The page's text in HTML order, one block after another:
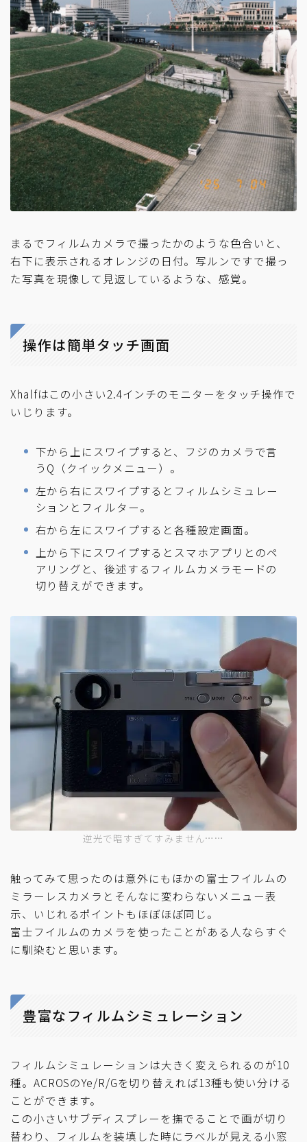
まるでフィルムカメラで撮ったかのような色合いと、
右下に表示されるオレンジの日付。写ルンですで撮っ
た写真を現像して見返しているような、感覚。
操作は簡単タッチ画面
Xhalfはこの小さい2.4インチのモニターをタッチ操作で
いじります。
下から上にスワイプすると、フジのカメラで言
うQ（クイックメニュー）。
左から右にスワイプするとフィルムシミュレー
ションとフィルター。
右から左にスワイプすると各種設定画面。
上から下にスワイプするとスマホアプリとのペ
アリングと、後述するフィルムカメラモードの
切り替えができます。
逆光で暗すぎてすみません……
触ってみて思ったのは意外にもほかの富士フイルムの
ミラーレスカメラとそんなに変わらないメニュー表
示、いじれるポイントもほぼほぼ同じ。
富士フイルムのカメラを使ったことがある人ならすぐ
に馴染むと思います。
豊富なフィルムシミュレーション
フィルムシミュレーションは大きく変えられるのが10
種。ACROSのYe/R/Gを切り替えれば13種も使い分ける
ことができます。
この小さいサブディスプレーを撫でることで画が切り
替わり、フィルムを装填した時にラベルが見える小窓